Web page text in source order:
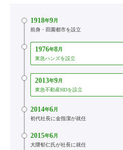
1918年9月
前身・田園都市を設立
1976年8月
東急ハンズを設立
2013年9月
東急不動産HDを設立
2014年6月
初代社長に金指潔が就任
2015年6月
大隈郁仁氏が社長に就任